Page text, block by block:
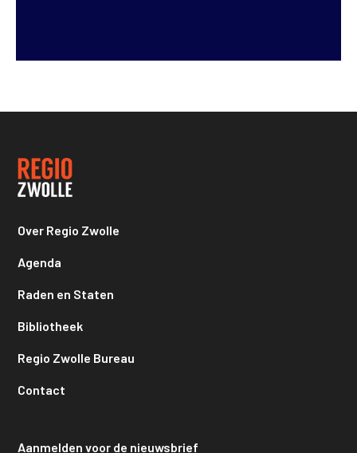
Over Regio Zwolle
Agenda
Raden en Staten
Bibliotheek
Regio Zwolle Bureau
Contact
Aanmelden voor de nieuwsbrief